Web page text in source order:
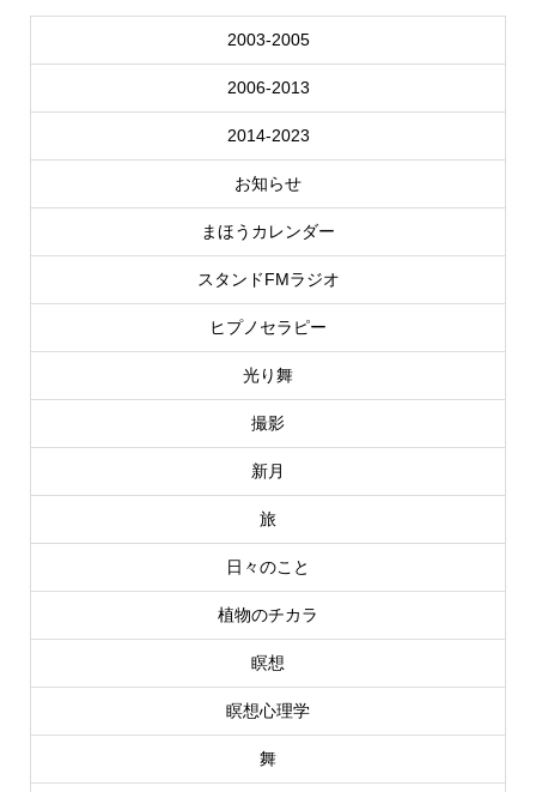
2003-2005
2006-2013
2014-2023
お知らせ
まほうカレンダー
スタンドFMラジオ
ヒプノセラピー
光り舞
撮影
新月
旅
日々のこと
植物のチカラ
瞑想
瞑想心理学
舞